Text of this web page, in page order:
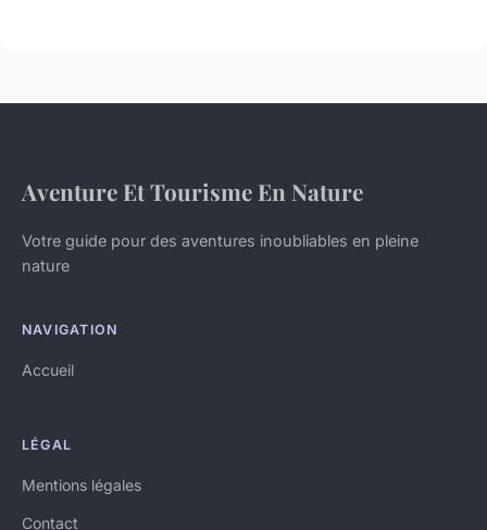
Aventure Et Tourisme En Nature
Votre guide pour des aventures inoubliables en pleine
nature
NAVIGATION
Accueil
LÉGAL
Mentions légales
Contact